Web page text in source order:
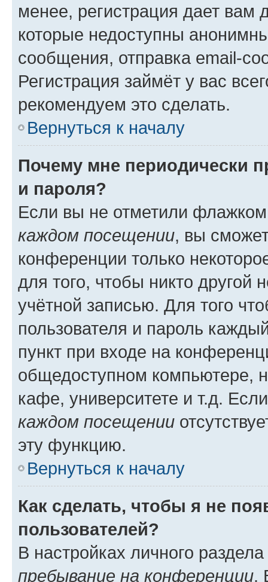
менее, регистрация дает вам
которые недоступны
сообщения, отправка email-
Регистрация займёт у вас
рекомендуем это сделать.
Вернуться к началу
Почему мне периодически
и пароля?
Если вы не отметили
каждом посещении, вы
конференции только
для того, чтобы никто другой
учётной записью. Для того
пользователя и пароль
пункт при входе на
общедоступном компьютере,
кафе, университете и т.д.
каждом посещении
эту функцию.
Вернуться к началу
Как сделать, чтобы я не
пользователей?
В настройках личного
пребывание на конференции.